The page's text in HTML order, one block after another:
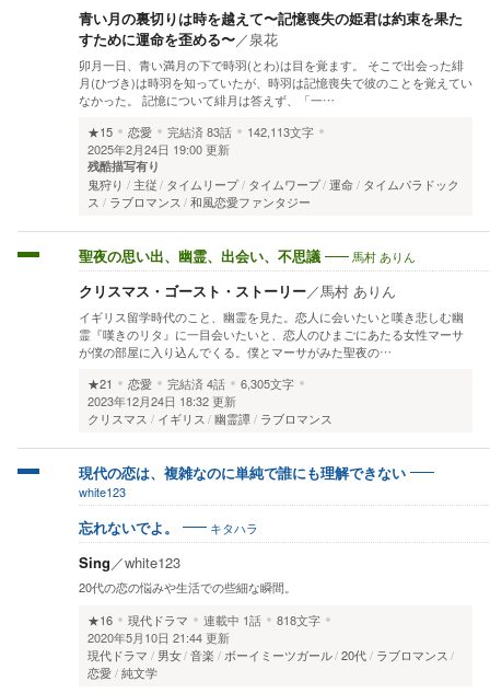
青い月の裏切りは時を越えて〜記憶喪失の姫君は約束を果た
すために運命を歪める〜／泉花
卯月一日、青い満月の下で時羽(とわ)は目を覚ます。 そこで出会った緋
月(ひづき)は時羽を知っていたが、時羽は記憶喪失で彼のことを覚えてい
なかった。 記憶について緋月は答えず、「一…
★15
恋愛 完結済83話
142,113文字
2025年2月24日 19:00 更新
残酷描写有り
鬼狩り 主従 タイムリープ タイムワープ 運命
タイムパラドック
ス
ラブロマンス 和風恋愛ファンタジー
聖夜の思い出、幽霊、出会い、不思議 馬村 ありん
クリスマス・ゴースト・ストーリー／馬村 ありん
イギリス留学時代のこと、幽霊を見た。恋人に会いたいと嘆き悲しむ幽
霊『嘆きのリタ』に一目会いたいと、恋人のひまごにあたる女性マーサ
が僕の部屋に入り込んでくる。僕とマーサがみた聖夜の…
★21
恋愛 完結済4話
6,305文字
2023年12月24日 18:32 更新
クリスマス
イギリス 幽霊譚 ラブロマンス
現代の恋は、複雑なのに単純で誰にも理解できない
white123
忘れないでよ。 キタハラ
Sing／white123
20代の恋の悩みや生活での些細な瞬間。
★16
現代ドラマ 連載中 1話
818文字
2020年5月10日 21:44 更新
現代ドラマ
男女 音楽 ボーイミーツガール 20代
ラブロマンス
恋愛 純文学